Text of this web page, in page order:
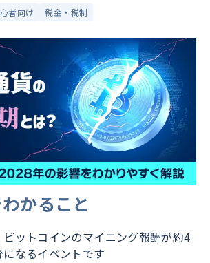
者向け 税金・税制
かること
ットコインのマイニング報酬が約4
なるイベントです